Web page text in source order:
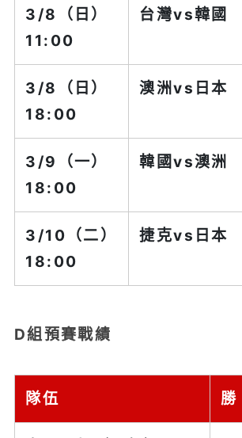
3/8（日）
11:00
台灣vs韓國
3/8（日）
18:00
澳洲vs 日本
3/9（一）
18:00
韓國vs澳洲
3/10（二）
18:00
捷克vs 日本
D組預賽戰績
隊伍 勝